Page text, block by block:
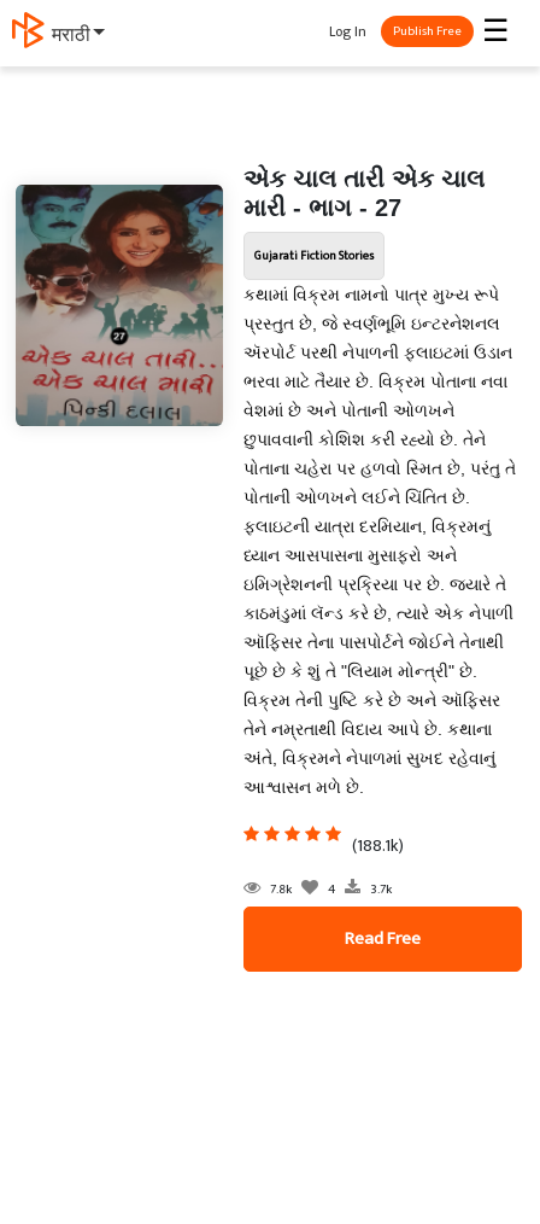
தமிழ் ☰
Log In Publish Free
એક ચાલ તારી એક ચાલ
મારી - ભાગ - 27
Gujarati Fiction Stories
કથામાં વિક્રમ નામનો પાત્ર મુખ્ય રૂપે
પ્રસ્તુત છે, જે સ્વર્ણભૂમિ ઇન્ટરનેશનલ
ઍરપોર્ટ પરથી નેપાળની ફ્લાઇટમાં ઉડાન
ભરવા માટે તૈયાર છે. વિક્રમ પોતાના નવા
વેશમાં છે અને પોતાની ઓળખને
છુપાવવાની કોશિશ કરી રહ્યો છે. તેને
પોતાના ચહેરા પર હળવો સ્મિત છે, પરંતુ તે
પોતાની ઓળખને લઈને ચિંતિત છે.
ફ્લાઇટની યાત્રા દરમિયાન, વિક્રમનું
ધ્યાન આસપાસના મુસાફરો અને
ઇમિગ્રેશનની પ્રક્રિયા પર છે. જ્યારે તે
કાઠમંડુમાં લૅન્ડ કરે છે, ત્યારે એક નેપાળી
ઑફિસર તેના પાસપોર્ટને જોઈને તેનાથી
પૂછે છે કે શું તે "લિયામ મોન્ત્રી" છે.
વિક્રમ તેની પુષ્ટિ કરે છે અને ઑફિસર
તેને નમ્રતાથી વિદાય આપે છે. કથાના
અંતે, વિક્રમને નેપાળમાં સુખદ રહેવાનું
આશ્વાસન મળે છે.
(188.1k)
7.8k 4 3.7k
Read Free